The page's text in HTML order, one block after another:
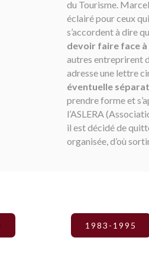
du Tourisme.
éclairé pour ceux
s’accordent à dire
devoir faire face
autres entreprirent
adresse une lettre
éventuelle
prendre forme et
l’ASLERA
il est décidé de
organisée, d’où
1983-1995